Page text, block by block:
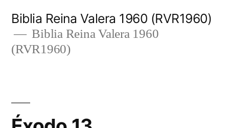
content
Biblia Reina Valera 1960 (RVR1960)
Biblia Reina Valera 1960
(RVR1960)